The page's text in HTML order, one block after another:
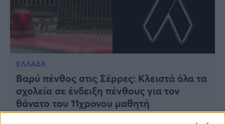
Viral
Κουζίνα
Ζώδια
ΕΛΛΑΔΑ
Βαρύ πένθος στις Σέρρες: Κλειστά όλα τα
σχολεία σε ένδειξη πένθους για τον
θάνατο του 11χρονου μαθητή